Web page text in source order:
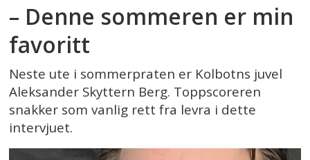
– Denne sommeren er min
favoritt
Neste ute i sommerpraten er Kolbotns juvel
Aleksander Skyttern Berg. Toppscoreren
snakker som vanlig rett fra levra i dette
intervjuet.